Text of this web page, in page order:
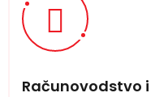
Računovodstvo i